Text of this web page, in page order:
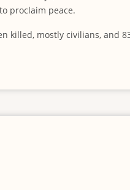
proclaim peace.
killed, mostly civilians, and